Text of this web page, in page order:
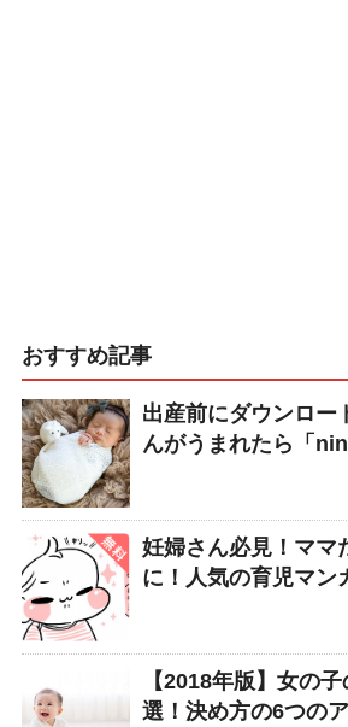
おすすめ記事
出産前にダウンロー
んがうまれたら「
妊婦さん必見！ママ
に！人気の育児マン
【2018年版】女の
選！決め方の6つの